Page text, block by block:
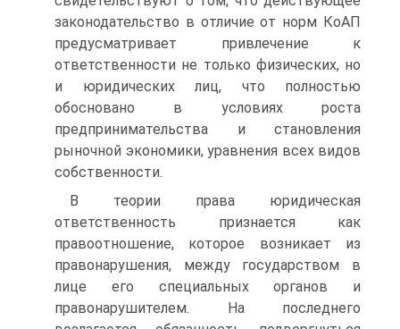
законодательство в отличие от норм КоАП
предусматривает привлечение к
ответственности не только физических, но
и юридических лиц, что полностью
обосновано в условиях роста
предпринимательства и становления
рыночной экономики, уравнения всех видов
собственности.
В теории права юридическая
ответственность признается как
правоотношение, которое возникает из
правонарушения, между государством в
лице его специальных органов и
правонарушителем. На последнего